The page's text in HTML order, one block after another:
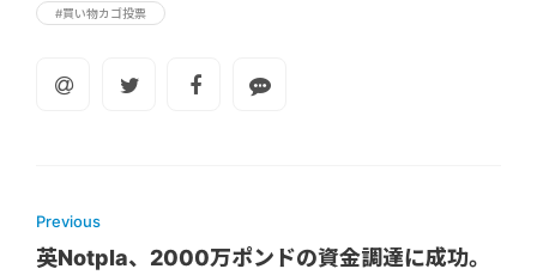
#買い物カゴ投票
Previous
英Notpla、2000万ポンドの資金調達に成功。